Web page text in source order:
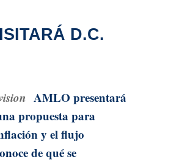
D.C.
AMLO presentará
propuesta para
y el flujo
de qué se